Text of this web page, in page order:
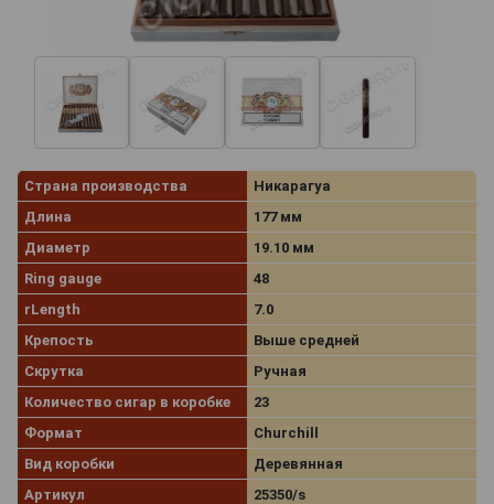
Страна производства
Никарагуа
Длина
177 мм
Диаметр
19.10 мм
Ring gauge
48
rLength
7.0
Крепость
Выше средней
Скрутка
Ручная
Количество сигар в коробке
23
Формат
Churchill
Вид коробки
Деревянная
Артикул
25350/s